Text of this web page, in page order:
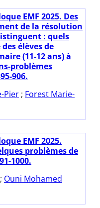
EMF 2025. Des
de la résolution
: quels
élèves de
(11-12 ans) à
problèmes
906.
Pier ; Forest Marie-
EMF 2025.
problèmes de
1000.
; Ouni Mohamed